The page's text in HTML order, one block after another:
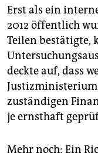
Erst als ein
2012 öffentlich
Teilen bestätigte,
deckte auf, dass
Justizministerium
zuständigen
je ernsthaft
Mehr noch: Ein